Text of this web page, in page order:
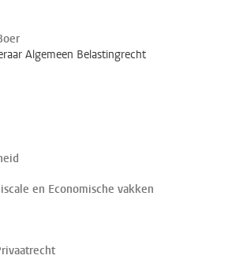
Algemeen Belastingrecht
en Economische vakken